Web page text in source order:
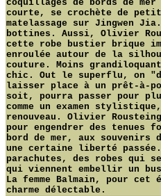
coquillages de bords de mer
courte, se crochète de petits
matelassage sur Jingwen
bottines. Aussi, Olivier
cette robe bustier brique
enroulée autour de la
couture. Moins
chic. Out le superflu, on
laisser place à un prêt-à-
soit, pourra passer pour
comme un examen
renouveau. Olivier
pour engendrer des
bord de mer, aux
une certaine liberté
parachutes, des robes qui
qui viennent embellir un
La femme Balmain, pour
charme délectable.